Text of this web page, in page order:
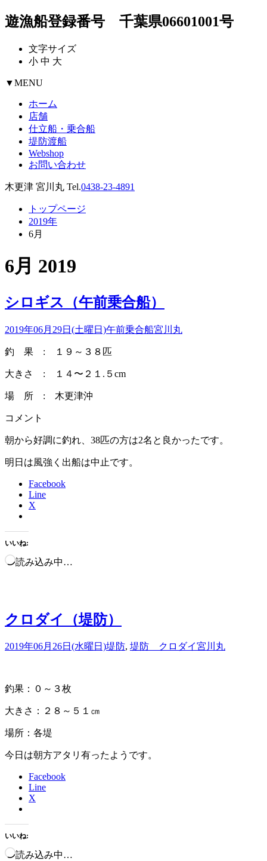
遊漁船登録番号 千葉県06601001号
文字サイズ
小 中 大
▼MENU
ホーム
店舗
仕立船・乗合船
堤防渡船
Webshop
お問い合わせ
木更津 宮川丸 Tel.0438-23-4891
トップページ
2019年
6月
6月 2019
シロギス（午前乗合船）
2019年06月29日(土曜日)午前乗合船宮川丸
釣 果 : １９～３８匹
大きさ : １４〜２１.５cm
場 所 : 木更津沖
コメント
朝から好調に釣れ、38匹の方は2名と良かったです。
明日は風強く出船は中止です。
Facebook
Line
X
いいね:
読み込み中…
クロダイ（堤防）
2019年06月26日(水曜日)堤防, 堤防 クロダイ宮川丸
釣果：０～３枚
大きさ：２８～５１㎝
場所：各堤
今日は朝方アタリ有ったようです。
Facebook
Line
X
いいね:
読み込み中…